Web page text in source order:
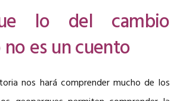
lo del cambio
es un cuento
nos hará comprender mucho de los